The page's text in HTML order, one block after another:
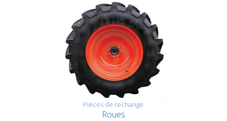
Pièces de rechange
Roues